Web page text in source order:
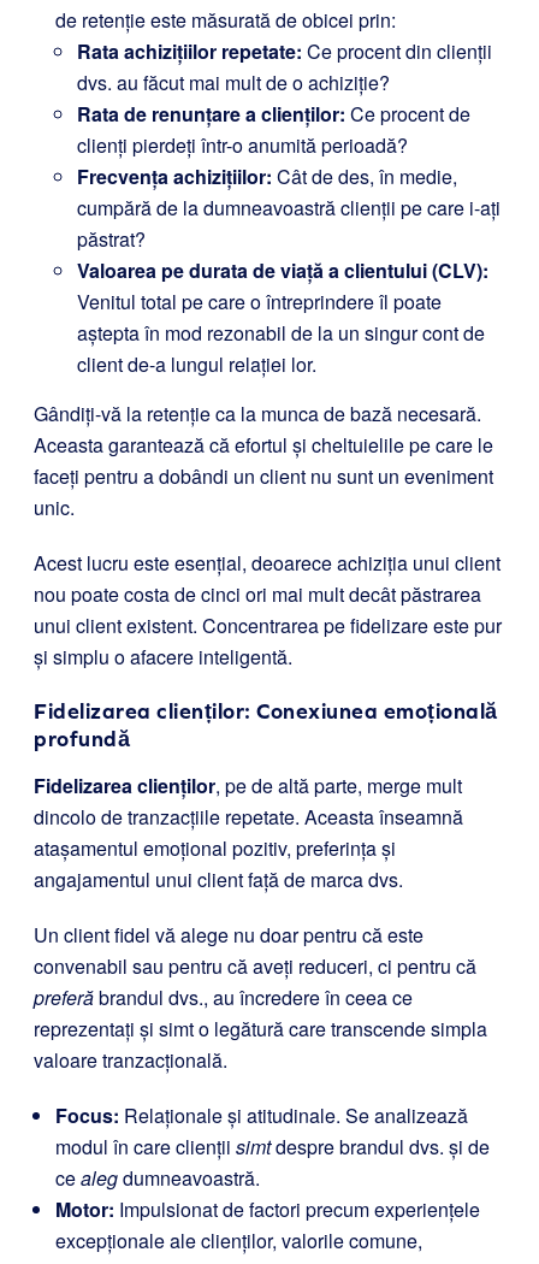
de retenție este măsurată de obicei prin:
Rata achizițiilor repetate: Ce procent din clienții
dvs. au făcut mai mult de o achiziție?
Rata de renunțare a clienților: Ce procent de
clienți pierdeți într-o anumită perioadă?
Frecvența achizițiilor: Cât de des, în medie,
cumpără de la dumneavoastră clienții pe care i-ați
păstrat?
Valoarea pe durata de viață a clientului (CLV):
Venitul total pe care o întreprindere îl poate
aștepta în mod rezonabil de la un singur cont de
client de-a lungul relației lor.
Gândiți-vă la retenție ca la munca de bază necesară.
Aceasta garantează că efortul și cheltuielile pe care le
faceți pentru a dobândi un client nu sunt un eveniment
unic.
Acest lucru este esențial, deoarece achiziția unui client
nou poate costa de cinci ori mai mult decât păstrarea
unui client existent. Concentrarea pe fidelizare este pur
și simplu o afacere inteligentă.
Fidelizarea clienților: Conexiunea emoțională
profundă
Fidelizarea clienților, pe de altă parte, merge mult
dincolo de tranzacțiile repetate. Aceasta înseamnă
atașamentul emoțional pozitiv, preferința și
angajamentul unui client față de marca dvs.
Un client fidel vă alege nu doar pentru că este
convenabil sau pentru că aveți reduceri, ci pentru că
preferăbrandul dvs., au încredere în ceea ce
reprezentați și simt o legătură care transcende simpla
valoare tranzacțională.
Focus: Relaționale și atitudinale. Se analizează
modul în care clienții simtdespre brandul dvs. și de
cealegdumneavoastră.
Motor: Impulsionat de factori precum experiențele
excepționale ale clienților, valorile comune,